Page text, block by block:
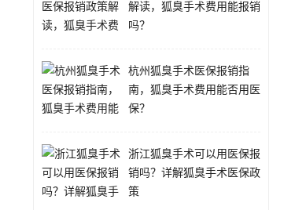
解读，狐臭手术费用能报销
吗？
杭州狐臭手术医保报销指
南，狐臭手术费用能否用医
保？
浙江狐臭手术可以用医保报
销吗？详解狐臭手术医保政
策